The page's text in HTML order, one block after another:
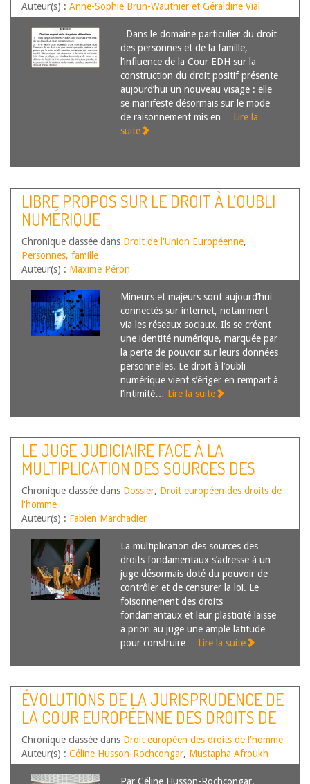
Auteur(s) : Anne-Sophie Brun-Wauthier et Géraldine Vial
Dans le domaine particulier du droit
des personnes et de la famille,
l’influence de la Cour EDH sur la
construction du droit positif présente
aujourd’hui un nouveau visage : elle
se manifeste désormais sur le mode
de raisonnement mis en… Lire la
suite
LIBRE PROPOS SUR LE DROIT À L’OUBLI
NUMÉRIQUE
Chronique classée dans Droit de l'Union Européenne,
Personnes, famille
Auteur(s) : Maxime Péron
Mineurs et majeurs sont aujourd’hui
connectés sur internet, notamment
via les réseaux sociaux. Ils se créent
une identité numérique, marquée par
la perte de pouvoir sur leurs données
personnelles. Le droit à l’oubli
numérique vient s’ériger en rempart à
l’intimité… Lire la suite
LE JUGE JUDICIAIRE FACE À LA
MULTIPLICATION DES SOURCES DES
DROITS FONDAMENTAUX
Chronique classée dans Dossier, Droit européen des droits de
l'homme
Auteur(s) : Fabien Marchadier
La multiplication des sources des
droits fondamentaux s’adresse à un
juge désormais doté du pouvoir de
contrôler et de censurer la loi. Le
foisonnement des droits
fondamentaux et leur plasticité laisse
a priori au juge une ample latitude
pour construire… Lire la suite
ÉVOLUTIONS DE LA JURISPRUDENCE DE
LA COUR EUROPÉENNE DES DROITS DE
L’HOMME – SECOND SEMESTRE 2016
Chronique classée dans Droit européen des droits de l'homme
Auteur(s) : Céline Husson-Rochcongar, Mustapha Afroukh
Par Céline Husson-Rochcongar,